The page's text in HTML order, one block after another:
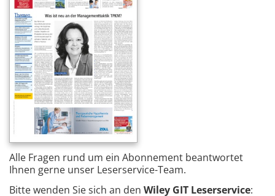
Alle Fragen rund um ein Abonnement beantwortet
Ihnen gerne unser Leserservice-Team.
Bitte wenden Sie sich an den Wiley GIT Leserservice: